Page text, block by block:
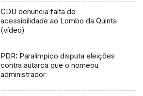
CDU denuncia falta de
acessibilidade ao Lombo da Quinta
(vídeo)
PDR: Paralímpico disputa eleições
contra autarca que o nomeou
administrador